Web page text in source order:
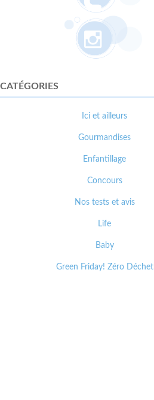
CATÉGORIES
Ici et ailleurs
Gourmandises
Enfantillage
Concours
Nos tests et avis
Life
Baby
Green Friday! Zéro Déchet